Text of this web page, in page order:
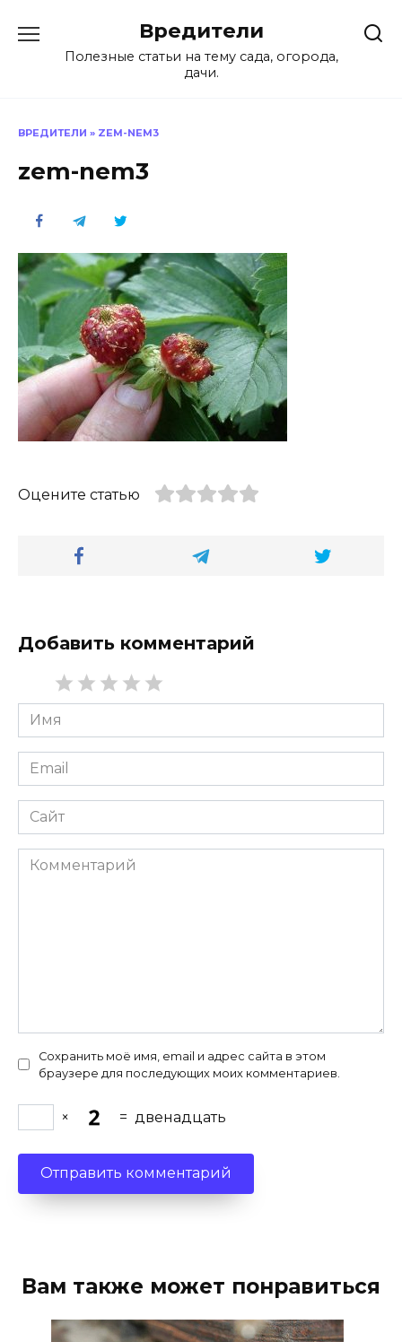
содержанию
Вредители
Полезные статьи на тему сада, огорода,
дачи.
ВРЕДИТЕЛИ » ZEM-NEM3
zem-nem3
Оцените статью
Добавить комментарий
Имя
*
Email
*
Сайт
Комментарий
Сохранить моё имя, email и адрес сайта в этом
браузере для последующих моих комментариев.
× = двенадцать
Вам также может понравиться